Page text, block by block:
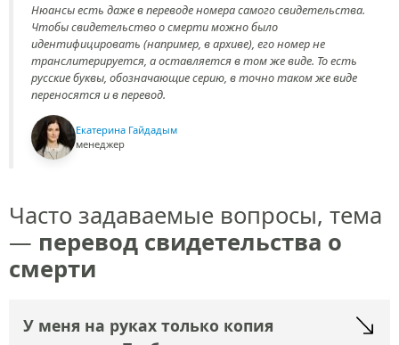
Нюансы есть даже в переводе номера самого свидетельства.
Чтобы свидетельство о смерти можно было
идентифицировать (например, в архиве), его номер не
транcлитерируется, а оставляется в том же виде. То есть
русские буквы, обозначающие серию, в точно таком же виде
переносятся и в перевод.
Екатерина Гайдадым
менеджер
Часто задаваемые вопросы, тема
— перевод свидетельства о
смерти
У меня на руках только копия